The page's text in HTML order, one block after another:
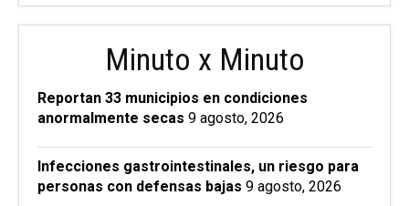
Minuto x Minuto
Reportan 33 municipios en condiciones
anormalmente secas 9 agosto, 2026
Infecciones gastrointestinales, un riesgo para
personas con defensas bajas 9 agosto, 2026